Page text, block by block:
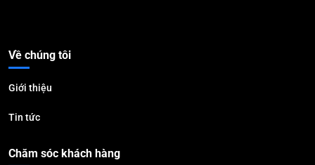
Về chúng tôi
Giới thiệu
Tin tức
Chăm sóc khách hàng